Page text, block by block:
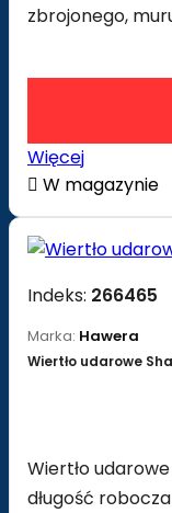
zbrojonego,
Więcej
 W magazynie
Indeks: 266465
Marka: Hawera
Wiertło udarowe
Wiertło
długość